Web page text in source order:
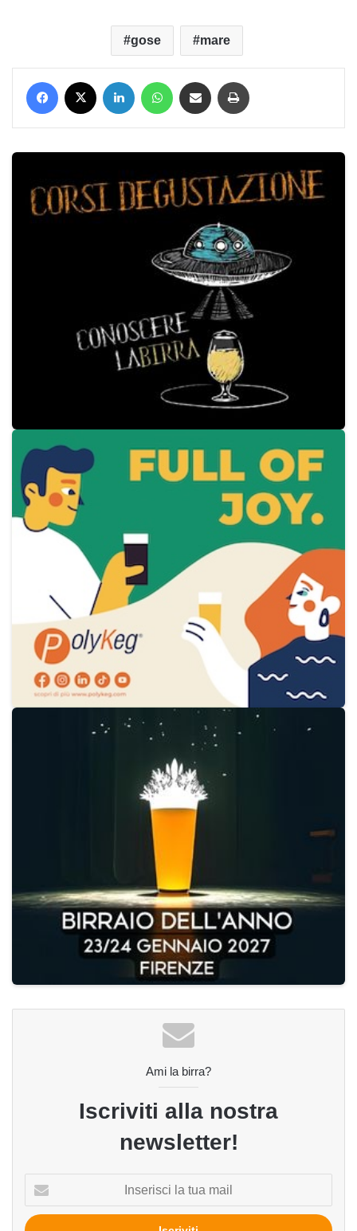
gose mare
Facebook LinkedIn WhatsApp Condividi via mail
Ami la birra?
Iscriviti alla nostra
newsletter!
tua